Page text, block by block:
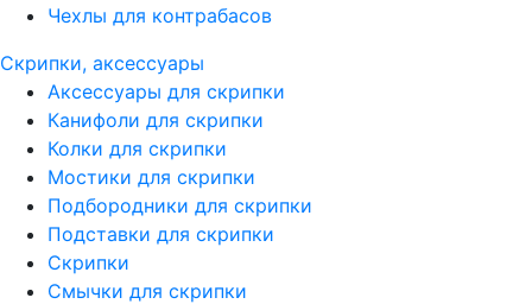
Чехлы для контрабасов
Скрипки, аксессуары
Аксессуары для скрипки
Канифоли для скрипки
Колки для скрипки
Мостики для скрипки
Подбородники для скрипки
Подставки для скрипки
Скрипки
Смычки для скрипки